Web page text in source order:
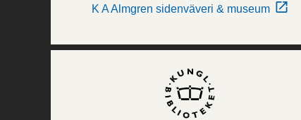
K A Almgren sidenväveri & museum